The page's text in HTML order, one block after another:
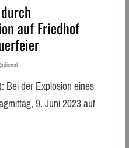
auf Friedhof
Bei der Explosion eines
9. Juni 2023 auf